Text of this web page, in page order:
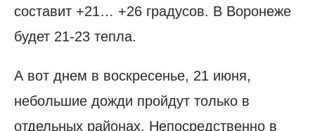
составит +21… +26 градусов. В Воронеже
будет 21-23 тепла.
А вот днем в воскресенье, 21 июня,
небольшие дожди пройдут только в
отдельных районах. Непосредственно в